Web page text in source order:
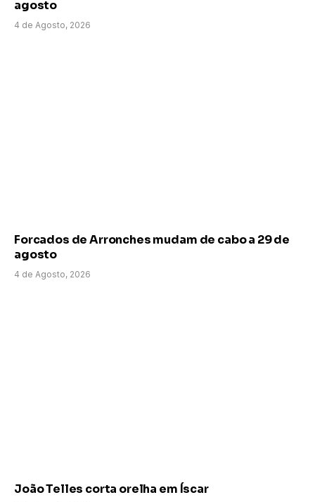
agosto
4 de Agosto, 2026
Forcados de Arronches mudam de cabo a 29 de
agosto
4 de Agosto, 2026
João Telles corta orelha em Íscar